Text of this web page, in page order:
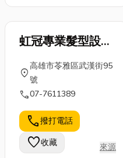
虹冠專業髮型設計
location_on
高雄市苓雅區武漢街95
號
call07-7611389
call撥打電話
favorite收藏 來源